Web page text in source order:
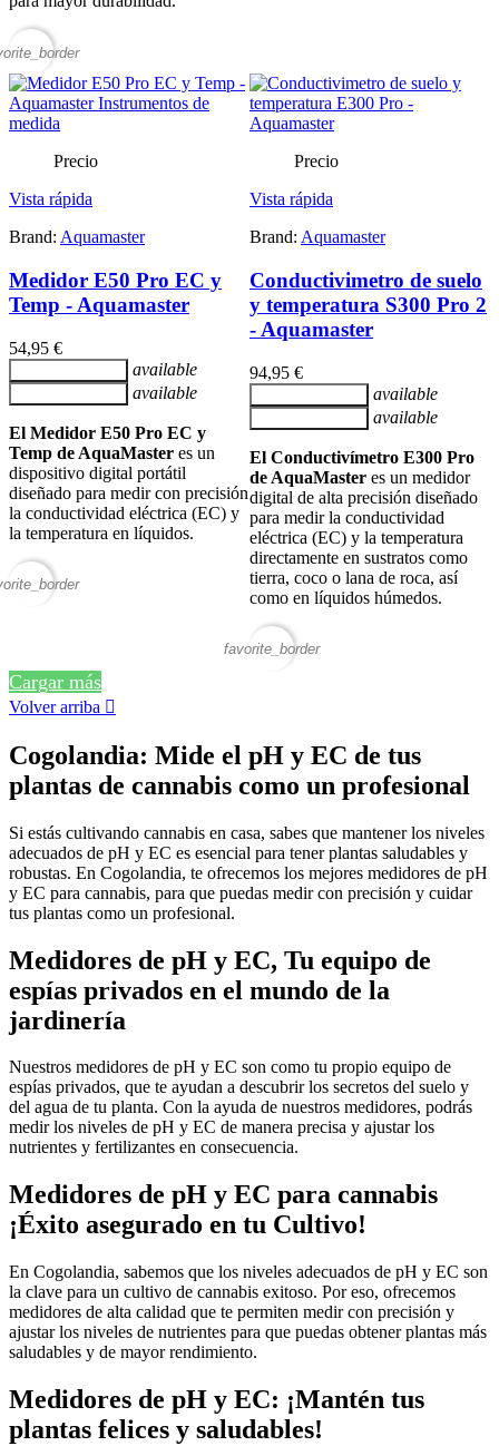
Precio
Vista rápida
Brand: Aquamaster
Medidor E50 Pro EC y
Temp - Aquamaster
54,95 €
available
available
El Medidor E50 Pro EC y
Temp de AquaMaster es un
dispositivo digital portátil
diseñado para medir con precisión
la conductividad eléctrica (EC) y
la temperatura en líquidos.
Precio
Vista rápida
Brand: Aquamaster
Conductivimetro de suelo
y temperatura S300 Pro 2
- Aquamaster
94,95 €
available
available
El Conductivímetro E300 Pro
de AquaMaster es un medidor
digital de alta precisión diseñado
para medir la conductividad
eléctrica (EC) y la temperatura
directamente en sustratos como
tierra, coco o lana de roca, así
como en líquidos húmedos.
favorite_border
Cargar más
Volver arriba 
Cogolandia: Mide el pH y EC de tus
plantas de cannabis como un profesional
Si estás cultivando cannabis en casa, sabes que mantener los niveles
adecuados de pH y EC es esencial para tener plantas saludables y
robustas. En Cogolandia, te ofrecemos los mejores medidores de pH
y EC para cannabis, para que puedas medir con precisión y cuidar
tus plantas como un profesional.
Medidores de pH y EC, Tu equipo de
espías privados en el mundo de la
jardinería
Nuestros medidores de pH y EC son como tu propio equipo de
espías privados, que te ayudan a descubrir los secretos del suelo y
del agua de tu planta. Con la ayuda de nuestros medidores, podrás
medir los niveles de pH y EC de manera precisa y ajustar los
nutrientes y fertilizantes en consecuencia.
Medidores de pH y EC para cannabis
¡Éxito asegurado en tu Cultivo!
En Cogolandia, sabemos que los niveles adecuados de pH y EC son
la clave para un cultivo de cannabis exitoso. Por eso, ofrecemos
medidores de alta calidad que te permiten medir con precisión y
ajustar los niveles de nutrientes para que puedas obtener plantas más
saludables y de mayor rendimiento.
Medidores de pH y EC: ¡Mantén tus
plantas felices y saludables!